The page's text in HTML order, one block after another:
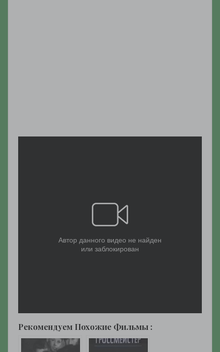
Рекомендуем Похожие Фильмы :